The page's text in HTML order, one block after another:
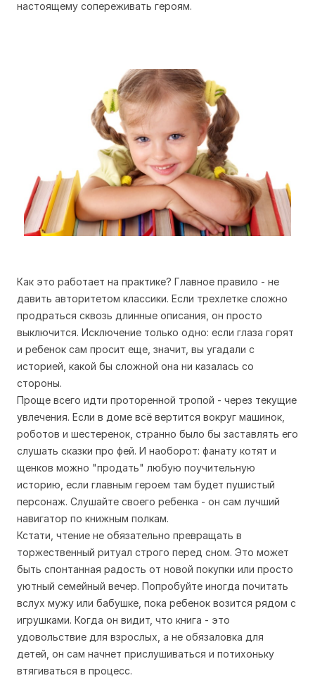
настоящему сопереживать героям.
Как это работает на практике? Главное правило - не
давить авторитетом классики. Если трехлетке сложно
продраться сквозь длинные описания, он просто
выключится. Исключение только одно: если глаза горят
и ребенок сам просит еще, значит, вы угадали с
историей, какой бы сложной она ни казалась со
стороны.
Проще всего идти проторенной тропой - через текущие
увлечения. Если в доме всё вертится вокруг машинок,
роботов и шестеренок, странно было бы заставлять его
слушать сказки про фей. И наоборот: фанату котят и
щенков можно "продать" любую поучительную
историю, если главным героем там будет пушистый
персонаж. Слушайте своего ребенка - он сам лучший
навигатор по книжным полкам.
Кстати, чтение не обязательно превращать в
торжественный ритуал строго перед сном. Это может
быть спонтанная радость от новой покупки или просто
уютный семейный вечер. Попробуйте иногда почитать
вслух мужу или бабушке, пока ребенок возится рядом с
игрушками. Когда он видит, что книга - это
удовольствие для взрослых, а не обязаловка для
детей, он сам начнет прислушиваться и потихоньку
втягиваться в процесс.